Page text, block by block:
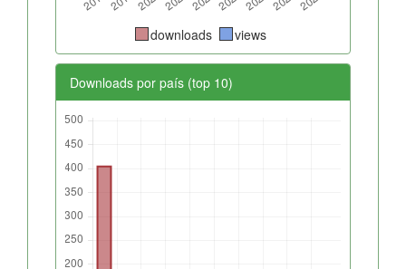
downloads views
Downloads por país (top 10)